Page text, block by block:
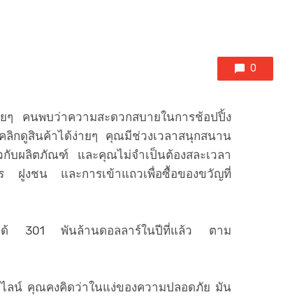
0
ๆ คนพบว่าความสะดวกสบายในการช้อปปิ้ง
ลิกดูสินค้าได้ง่ายๆ คุณมีช่วงเวลาสนุกสนาน
บผลิตภัณฑ์ และคุณไม่จำเป็นต้องสละเวลา
ร ฝูงชน และการเข้าแถวเพื่อซื้อของขวัญที่
ยได้ 301 พันล้านดอลลาร์ในปีที่แล้ว ตาม
ลน์ คุณคงคิดว่าในแง่ของความปลอดภัย มัน